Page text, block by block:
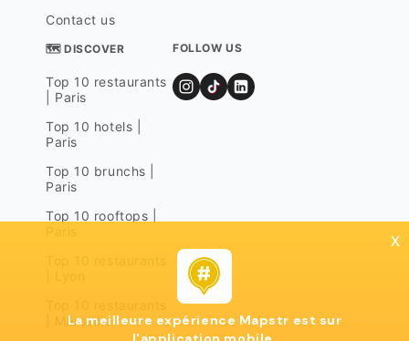
Contact us
🗺 DISCOVER
Top 10 restaurants
| Paris
Top 10 hotels |
Paris
Top 10 brunchs |
Paris
Top 10 rooftops |
| Marseille
FOLLOW US
x
La meilleure expérience Mapstr est sur